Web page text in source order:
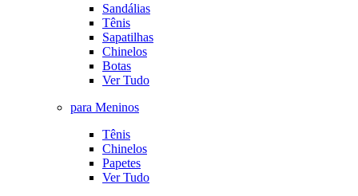
Sandálias
Tênis
Sapatilhas
Chinelos
Botas
Ver Tudo
para Meninos
Tênis
Chinelos
Papetes
Ver Tudo